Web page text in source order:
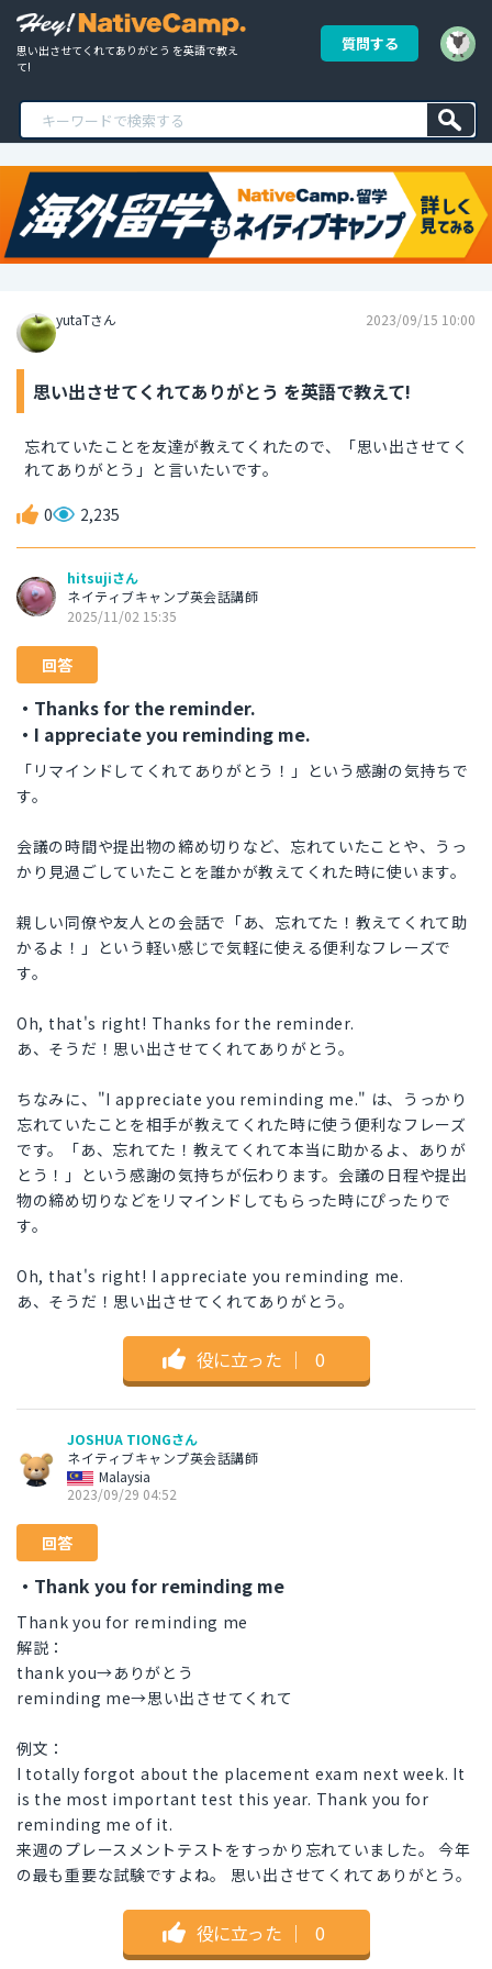
思い出させてくれてありがとう を英語で教え
て!
質問する
yutaTさん 2023/09/15 10:00
思い出させてくれてありがとう を英語で教えて!
忘れていたことを友達が教えてくれたので、「思い出させてく
れてありがとう」と言いたいです。
0 2,235
hitsujiさん
ネイティブキャンプ英会話講師
2025/11/02 15:35
回答
・Thanks for the reminder.
・I appreciate you reminding me.
「リマインドしてくれてありがとう！」という感謝の気持ちで
す。
会議の時間や提出物の締め切りなど、忘れていたことや、うっ
かり見過ごしていたことを誰かが教えてくれた時に使います。
親しい同僚や友人との会話で「あ、忘れてた！教えてくれて助
かるよ！」という軽い感じで気軽に使える便利なフレーズで
す。
Oh, that's right! Thanks for the reminder.
あ、そうだ！思い出させてくれてありがとう。
ちなみに、"I appreciate you reminding me." は、うっかり
忘れていたことを相手が教えてくれた時に使う便利なフレーズ
です。「あ、忘れてた！教えてくれて本当に助かるよ、ありが
とう！」という感謝の気持ちが伝わります。会議の日程や提出
物の締め切りなどをリマインドしてもらった時にぴったりで
す。
Oh, that's right! I appreciate you reminding me.
あ、そうだ！思い出させてくれてありがとう。
役に立った ｜ 0
JOSHUA TIONGさん
ネイティブキャンプ英会話講師
Malaysia
2023/09/29 04:52
回答
・Thank you for reminding me
Thank you for reminding me
解説：
thank you→ありがとう
reminding me→思い出させてくれて
例文：
I totally forgot about the placement exam next week. It
is the most important test this year. Thank you for
reminding me of it.
来週のプレースメントテストをすっかり忘れていました。 今年
の最も重要な試験ですよね。 思い出させてくれてありがとう。
役に立った ｜ 0